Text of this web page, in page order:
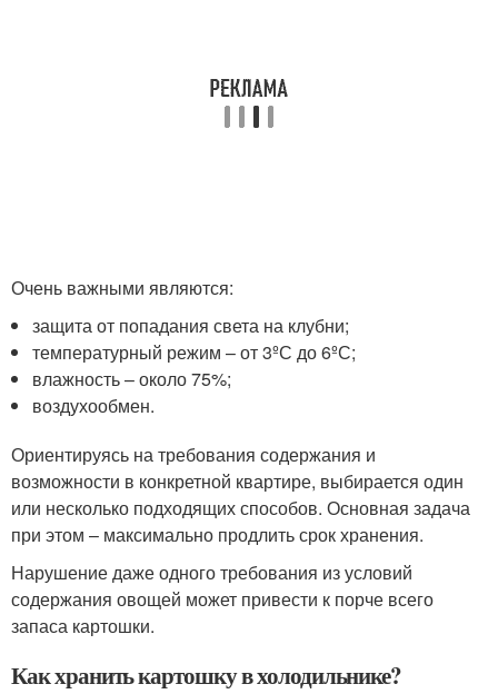
Очень важными являются:
защита от попадания света на клубни;
температурный режим – от 3ºС до 6ºС;
влажность – около 75%;
воздухообмен.
Ориентируясь на требования содержания и
возможности в конкретной квартире, выбирается один
или несколько подходящих способов. Основная задача
при этом – максимально продлить срок хранения.
Нарушение даже одного требования из условий
содержания овощей может привести к порче всего
запаса картошки.
Как хранить картошку в холодильнике?